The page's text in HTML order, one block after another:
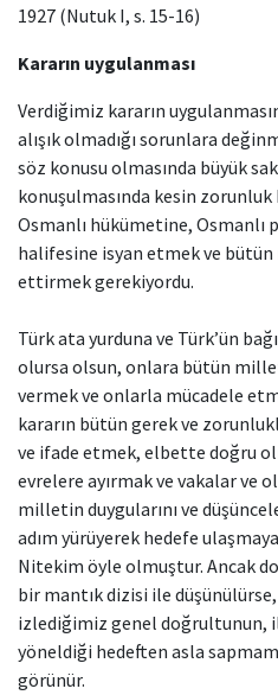
1927 (Nutuk I, s. 15-16)
Kararın uygulanması
Verdiğimiz kararın
alışık olmadığı sorunlara
söz konusu olmasında büyük
konuşulmasında kesin zorunluk
Osmanlı hükümetine, Osmanlı
halifesine isyan etmek ve
ettirmek gerekiyordu.
Türk ata yurduna ve Türk’ün
olursa olsun, onlara bütün
vermek ve onlarla mücadele
kararın bütün gerek ve
ve ifade etmek, elbette doğru
evrelere ayırmak ve vakalar ve
milletin duygularını ve
adım yürüyerek hedefe
Nitekim öyle olmuştur. Ancak
bir mantık dizisi ile
izlediğimiz genel doğrultunun,
yöneldiği hedeften asla
görünür.